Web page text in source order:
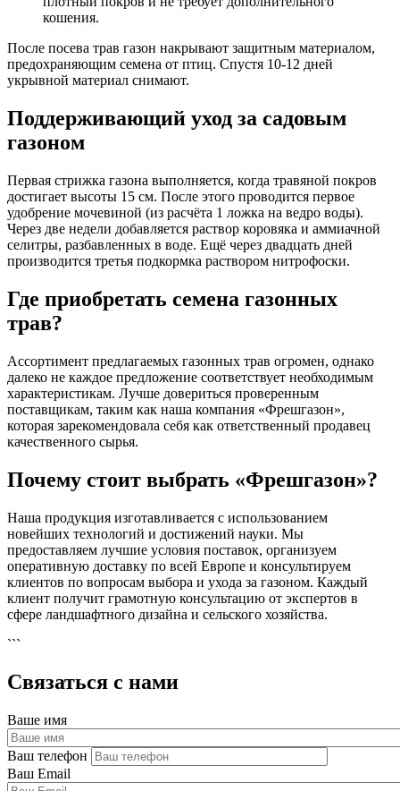
кошения.
После посева трав газон накрывают защитным материалом,
предохраняющим семена от птиц. Спустя 10-12 дней
укрывной материал снимают.
Поддерживающий уход за садовым
газоном
Первая стрижка газона выполняется, когда травяной покров
достигает высоты 15 см. После этого проводится первое
удобрение мочевиной (из расчёта 1 ложка на ведро воды).
Через две недели добавляется раствор коровяка и аммиачной
селитры, разбавленных в воде. Ещё через двадцать дней
производится третья подкормка раствором нитрофоски.
Где приобретать семена газонных
трав?
Ассортимент предлагаемых газонных трав огромен, однако
далеко не каждое предложение соответствует необходимым
характеристикам. Лучше довериться проверенным
поставщикам, таким как наша компания «Фрешгазон»,
которая зарекомендовала себя как ответственный продавец
качественного сырья.
Почему стоит выбрать «Фрешгазон»?
Наша продукция изготавливается с использованием
новейших технологий и достижений науки. Мы
предоставляем лучшие условия поставок, организуем
оперативную доставку по всей Европе и консультируем
клиентов по вопросам выбора и ухода за газоном. Каждый
клиент получит грамотную консультацию от экспертов в
сфере ландшафтного дизайна и сельского хозяйства.
```
Связаться с нами
Ваше имя
Ваш телефон
Ваш Email